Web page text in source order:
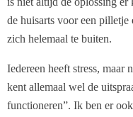
de huisarts voor een pilletje
zich helemaal te buiten.
Iedereen heeft stress, maar
kent allemaal wel de
functioneren”. Ik ben er